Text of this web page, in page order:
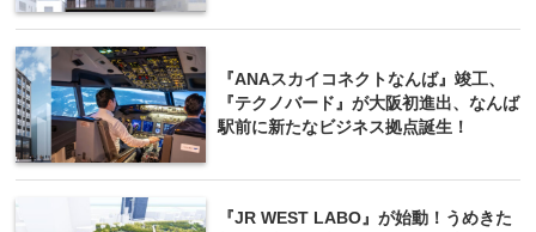
『ANAスカイコネクトなんば』竣工、
『テクノバード』が大阪初進出、なんば
駅前に新たなビジネス拠点誕生！
『JR WEST LABO』が始動！うめきた